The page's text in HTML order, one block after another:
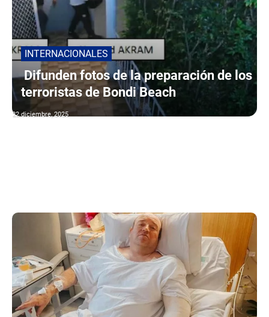
INTERNACIONALES
Difunden fotos de la preparación de los
terroristas de Bondi Beach
22 diciembre, 2025